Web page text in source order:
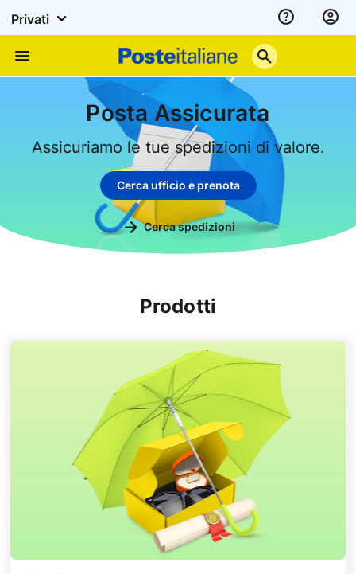
Privati
Assistenza
Italiane
Posta Assicurata
Assicuriamo le tue spedizioni di valore.
Cerca ufficio e prenota
Cerca spedizioni
Prodotti